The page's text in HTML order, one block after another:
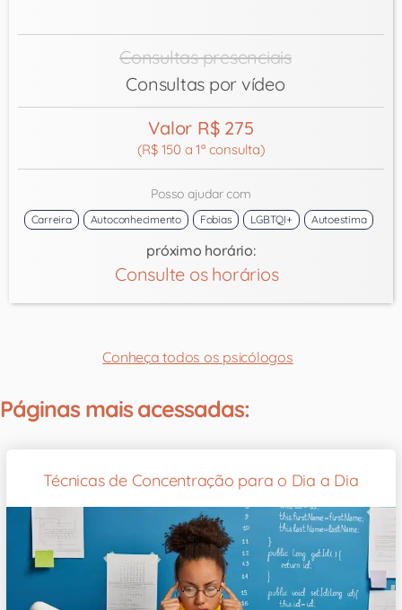
Consultas presenciais
Consultas por vídeo
Valor R$ 275
(R$ 150 a 1ª consulta)
Posso ajudar com
Carreira Autoconhecimento Fobias LGBTQI+ Autoestima
próximo horário:
Consulte os horários
Conheça todos os psicólogos
Páginas mais acessadas:
Técnicas de Concentração para o Dia a Dia